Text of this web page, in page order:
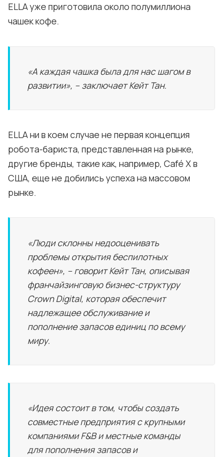
ELLA уже приготовила около полумиллиона
чашек кофе.
«А каждая чашка была для нас шагом в
развитии», – заключает Кейт Тан.
ELLA ни в коем случае не первая концепция
робота-бариста, представленная на рынке,
другие бренды, такие как, например, Café X в
США, еще не добились успеха на массовом
рынке.
«Люди склонны недооценивать
проблемы открытия беспилотных
кофеен», – говорит Кейт Тан, описывая
франчайзинговую бизнес-структуру
Crown Digital, которая обеспечит
надлежащее обслуживание и
пополнение запасов единиц по всему
миру.
«Идея состоит в том, чтобы создать
совместные предприятия с крупными
компаниями F&B и местные команды
для пополнения запасов и